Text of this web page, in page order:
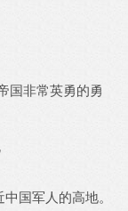
国非常英勇的勇
国军人的高地。